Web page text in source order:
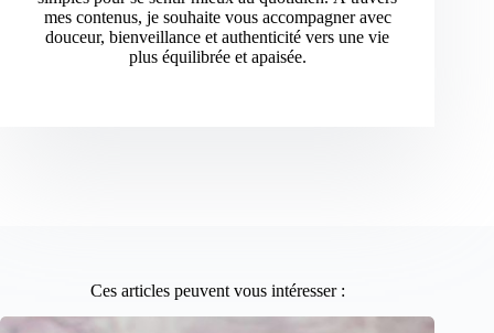
mes contenus, je souhaite vous accompagner avec
douceur, bienveillance et authenticité vers une vie
plus équilibrée et apaisée.
Ces articles peuvent vous intéresser :